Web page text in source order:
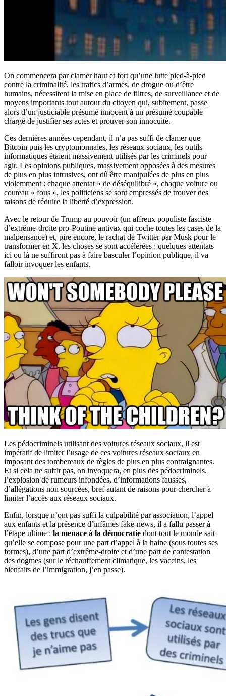
On commencera par clamer haut et fort qu’une lutte pied-à-pied
contre la criminalité, les trafics d’armes, de drogue ou d’être
humains, nécessitent la mise en place de filtres, de surveillance et de
moyens importants tout autour du citoyen qui, subitement, passe
alors d’un justiciable présumé innocent à un présumé coupable
chargé de justifier ses actes et prouver son innocuité.
Ces dernières années cependant, il n’a pas suffi de clamer que
Bitcoin puis les cryptomonnaies, les réseaux sociaux, les outils
informatiques étaient massivement utilisés par les criminels pour
agir. Les opinions publiques, massivement opposées à des mesures
de plus en plus intrusives, ont dû être manipulées de plus en plus
violemment : chaque attentat « de déséquilibré », chaque voiture ou
couteau « fous », les politiciens se sont empressés de trouver des
raisons de réduire la liberté d’expression.
Avec le retour de Trump au pouvoir (un affreux populiste fasciste
d’extrême-droite pro-Poutine antivax qui coche toutes les cases de la
malpensance) et, pire encore, le rachat de Twitter par Musk pour le
transformer en X, les choses se sont accélérées : quelques attentats
ici ou là ne suffiront pas à faire basculer l’opinion publique, il va
falloir invoquer les enfants.
Les pédocriminels utilisant des voitures réseaux sociaux, il est
impératif de limiter l’usage de ces voitures réseaux sociaux en
imposant des tombereaux de règles de plus en plus contraignantes.
Et si cela ne suffit pas, on invoquera, en plus des pédocriminels,
l’explosion de rumeurs infondées, d’informations fausses,
d’allégations non sourcées, bref autant de raisons pour chercher à
limiter l’accès aux réseaux sociaux.
Enfin, lorsque n’ont pas suffi la culpabilité par association, l’appel
aux enfants et la présence d’infâmes fake-news, il a fallu passer à
l’étape ultime : la menace à la démocratie dont tout le monde sait
qu’elle se compose pour une part d’appel à la haine (sous toutes ses
formes), d’une part d’extrême-droite et d’une part de contestation
des dogmes (sur le réchauffement climatique, les vaccins, les
bienfaits de l’immigration, j’en passe).